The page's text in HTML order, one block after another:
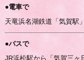
●電車で
天竜浜名湖鉄道「気賀駅
●バスで
JR浜松駅から「気賀三ヶ